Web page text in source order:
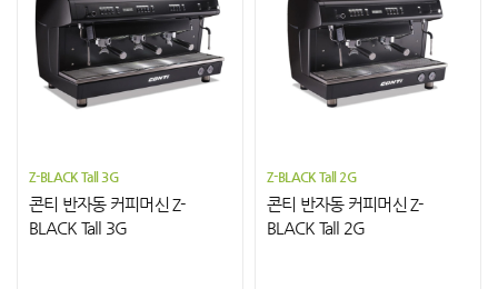
Z-BLACK Tall 3G
콘티 반자동 커피머신 Z-
BLACK Tall 3G
Z-BLACK Tall 2G
콘티 반자동 커피머신 Z-
BLACK Tall 2G